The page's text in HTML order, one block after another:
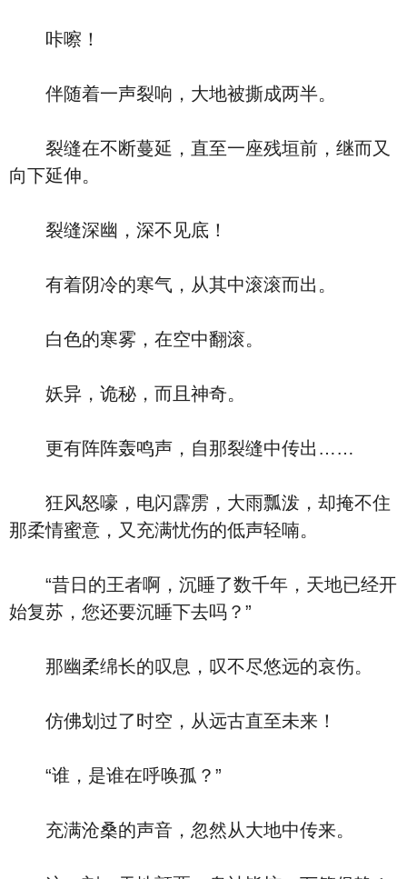
咔嚓！
伴随着一声裂响，大地被撕成两半。
裂缝在不断蔓延，直至一座残垣前，继而又
向下延伸。
裂缝深幽，深不见底！
有着阴冷的寒气，从其中滚滚而出。
白色的寒雾，在空中翻滚。
妖异，诡秘，而且神奇。
更有阵阵轰鸣声，自那裂缝中传出……
狂风怒嚎，电闪霹雳，大雨瓢泼，却掩不住
那柔情蜜意，又充满忧伤的低声轻喃。
“昔日的王者啊，沉睡了数千年，天地已经开
始复苏，您还要沉睡下去吗？”
那幽柔绵长的叹息，叹不尽悠远的哀伤。
仿佛划过了时空，从远古直至未来！
“谁，是谁在呼唤孤？”
充满沧桑的声音，忽然从大地中传来。